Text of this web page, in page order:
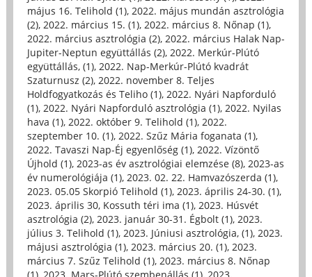
május 16. Telihold (1), 2022. május mundán asztrológia
(2), 2022. március 15. (1), 2022. március 8. Nőnap (1),
2022. március asztrológia (2), 2022. március Halak Nap-
Jupiter-Neptun együttállás (2), 2022. Merkúr-Plútó
együttállás, (1), 2022. Nap-Merkúr-Plútó kvadrát
Szaturnusz (2), 2022. november 8. Teljes
Holdfogyatkozás és Teliho (1), 2022. Nyári Napforduló
(1), 2022. Nyári Napforduló asztrológia (1), 2022. Nyilas
hava (1), 2022. október 9. Telihold (1), 2022.
szeptember 10. (1), 2022. Szűz Mária foganata (1),
2022. Tavaszi Nap-Éj egyenlőség (1), 2022. Vízöntő
Újhold (1), 2023-as év asztrológiai elemzése (8), 2023-as
év numerológiája (1), 2023. 02. 22. Hamvazószerda (1),
2023. 05.05 Skorpió Telihold (1), 2023. április 24-30. (1),
2023. április 30, Kossuth téri ima (1), 2023. Húsvét
asztrológia (2), 2023. január 30-31. Égbolt (1), 2023.
július 3. Telihold (1), 2023. Júniusi asztrológia, (1), 2023.
májusi asztrológia (1), 2023. március 20. (1), 2023.
március 7. Szűz Telihold (1), 2023. március 8. Nőnap